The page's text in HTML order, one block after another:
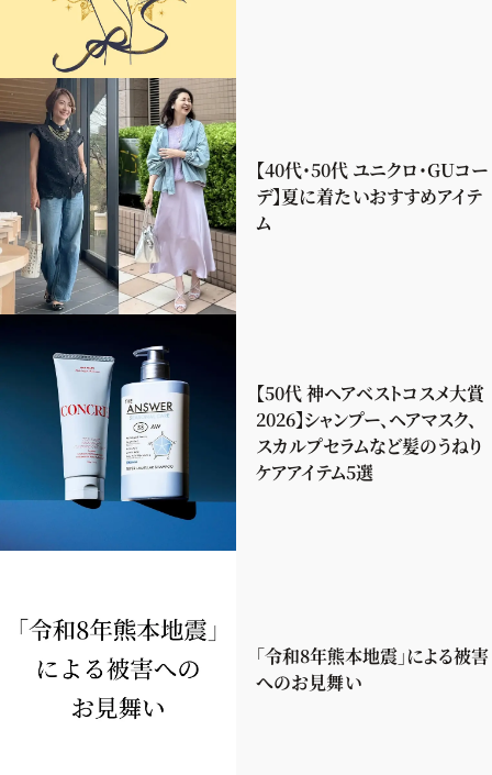
【40代・50代 ユニクロ・GUコー
デ】夏に着たいおすすめアイテ
ム
【50代 神ヘアベストコスメ大賞
2026】シャンプー、ヘアマスク、
スカルプセラムなど髪のうねり
ケアアイテム5選
「令和8年熊本地震」による被害
へのお見舞い